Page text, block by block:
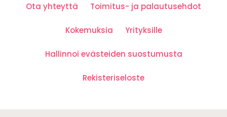
Ota yhteyttä Toimitus- ja palautusehdot
Kokemuksia Yrityksille
Hallinnoi evästeiden suostumusta
Rekisteriseloste